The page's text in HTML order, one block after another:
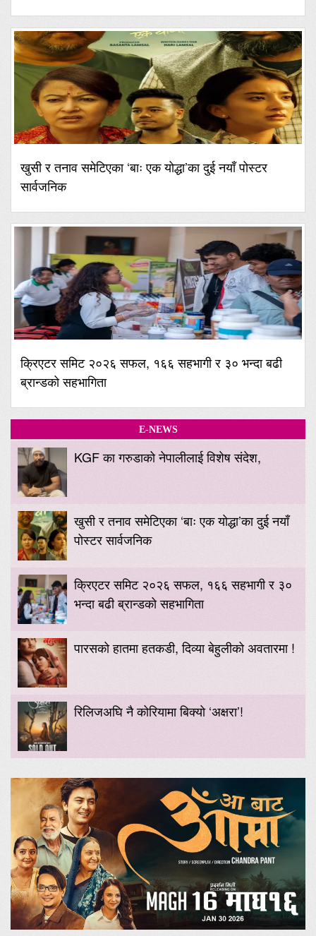
खुसी र तनाव समेटिएका ‘बाः एक योद्धा’का दुई नयाँ पोस्टर
सार्वजनिक
क्रिएटर समिट २०२६ सफल, १६६ सहभागी र ३० भन्दा बढी
ब्रान्डको सहभागिता
E-NEWS
KGF का गरुडाको नेपालीलाई विशेष संदेश,
खुसी र तनाव समेटिएका ‘बाः एक योद्धा’का दुई नयाँ
पोस्टर सार्वजनिक
क्रिएटर समिट २०२६ सफल, १६६ सहभागी र ३०
भन्दा बढी ब्रान्डको सहभागिता
पारसको हातमा हतकडी, दिव्या बेहुलीको अवतारमा !
रिलिजअघि नै कोरियामा बिक्यो ‘अक्षरा’!